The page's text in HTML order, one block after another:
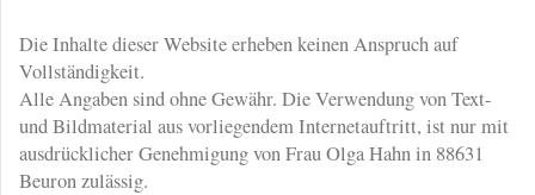
Die Inhalte dieser Website erheben keinen Anspruch auf
Vollständigkeit.
Alle Angaben sind ohne Gewähr. Die Verwendung von Text-
und Bildmaterial aus vorliegendem Internetauftritt, ist nur mit
ausdrücklicher Genehmigung von Frau Olga Hahn in 88631
Beuron zulässig.